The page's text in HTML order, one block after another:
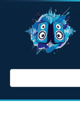
контенту